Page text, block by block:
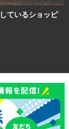
ているショッピ